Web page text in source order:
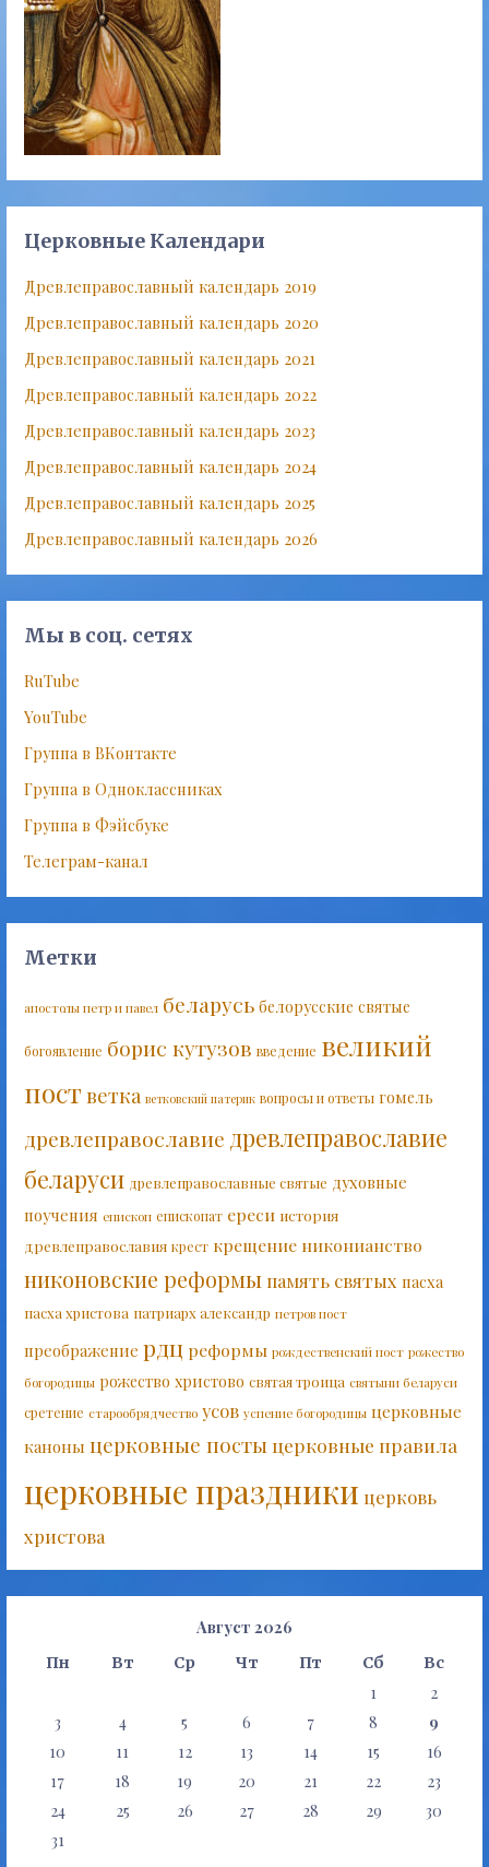
Церковные Календари
Древлеправославный календарь 2019
Древлеправославный календарь 2020
Древлеправославный календарь 2021
Древлеправославный календарь 2022
Древлеправославный календарь 2023
Древлеправославный календарь 2024
Древлеправославный календарь 2025
Древлеправославный календарь 2026
Мы в соц. сетях
RuTube
YouTube
Группа в ВКонтакте
Группа в Одноклассниках
Группа в Фэйсбуке
Телеграм-канал
Метки
апостолы петр и павел беларусь белорусские святые
богоявление борис кутузов введение великий
постветка ветковский патерик вопросы и ответы гомель
древлеправославие древлеправославие
беларуси древлеправославные святые духовные
поучения епископ епископат ереси история
древлеправославия крест крещение никонианство
никоновские реформыпамять святых пасха
пасха христова патриарх александр петров пост
преображение рдц реформы рождественский пост рожество
богородицы рожество христово святая троица святыни беларуси
сретение старообрядчество усов успение богородицы церковные
каноны церковные посты церковные правила
церковные праздникицерковь
христова
Август 2026
Пн Вт Ср Чт Пт Сб Вс
1
2
3
4 5 6 7 8
9
10
11 12 13 14 15
16
17
18 19 20 21 22
23
24
25 26 27 28 29
30
31